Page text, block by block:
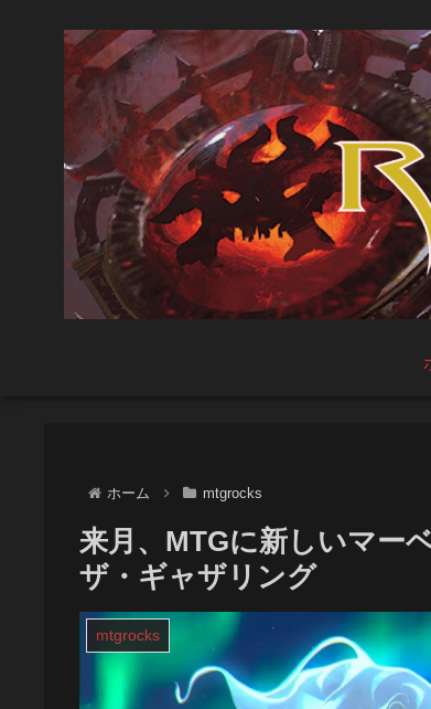
ホーム mtgrocks
来月、MTGに新しいマー
ザ・ギャザリング
mtgrocks